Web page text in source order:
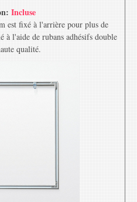
Incluse
est fixé à l'arrière pour plus de
l'aide de rubans adhésifs double
qualité.